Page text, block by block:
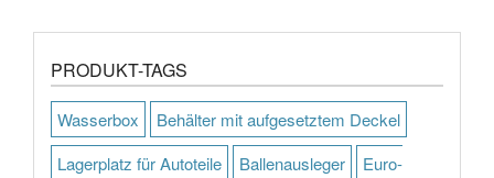
PRODUKT-TAGS
Wasserbox
Behälter mit aufgesetztem Deckel
Lagerplatz für Autoteile
Ballenausleger
Euro-